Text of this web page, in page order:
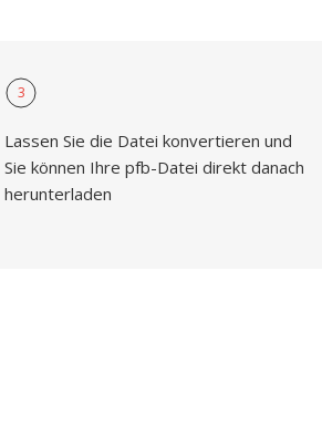
3
Lassen Sie die Datei konvertieren und
Sie können Ihre pfb-Datei direkt danach
herunterladen